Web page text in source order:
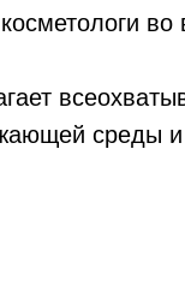
среды и